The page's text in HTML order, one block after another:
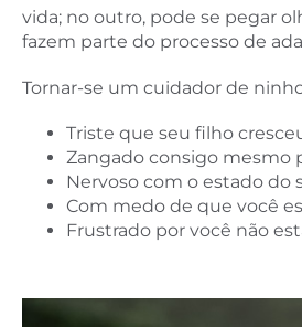
vida; no outro, pode se pegar
fazem parte do processo de
Tornar-se um cuidador de
Triste que seu filho
Zangado consigo mesmo
Nervoso com o estado do
Com medo de que você
Frustrado por você não